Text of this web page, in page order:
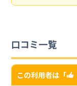
口コミ一覧
この利用者は「